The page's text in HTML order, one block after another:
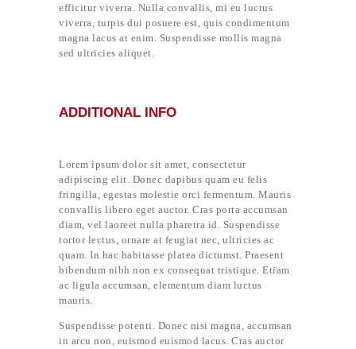
efficitur viverra. Nulla convallis, mi eu luctus
viverra, turpis dui posuere est, quis condimentum
magna lacus at enim. Suspendisse mollis magna
sed ultricies aliquet.
ADDITIONAL INFO
Lorem ipsum dolor sit amet, consectetur
adipiscing elit. Donec dapibus quam eu felis
fringilla, egestas molestie orci fermentum. Mauris
convallis libero eget auctor. Cras porta accumsan
diam, vel laoreet nulla pharetra id. Suspendisse
tortor lectus, ornare at feugiat nec, ultricies ac
quam. In hac habitasse platea dictumst. Praesent
bibendum nibh non ex consequat tristique. Etiam
ac ligula accumsan, elementum diam luctus
mauris.
Suspendisse potenti. Donec nisi magna, accumsan
in arcu non, euismod euismod lacus. Cras auctor